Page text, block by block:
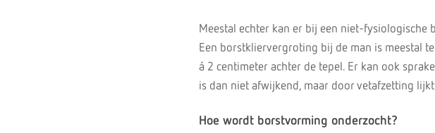
Meestal echter kan er bij een niet-
Een borstkliervergroting bij de man is meestal
á 2 centimeter achter de tepel. Er kan ook
is dan niet afwijkend, maar door vetafzetting
Hoe wordt borstvorming onderzocht?